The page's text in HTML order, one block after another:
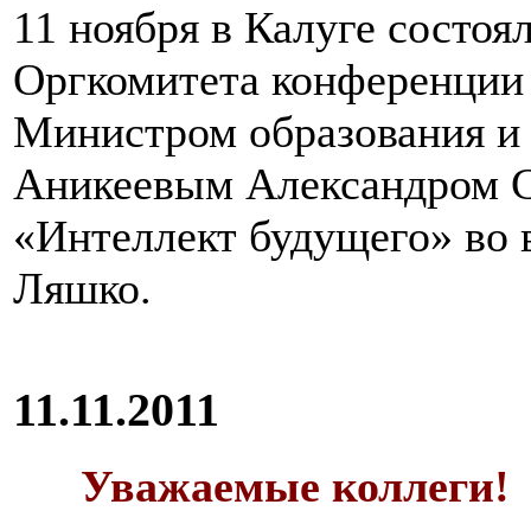
11 ноября в Калуге
Оргкомитета
Министром образования
Аникеевым
«Интеллект будущего»
Ляшко.
11.11.2011
Уважаемые коллеги!